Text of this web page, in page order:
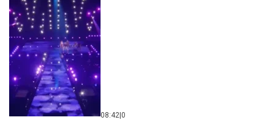
08:42 0